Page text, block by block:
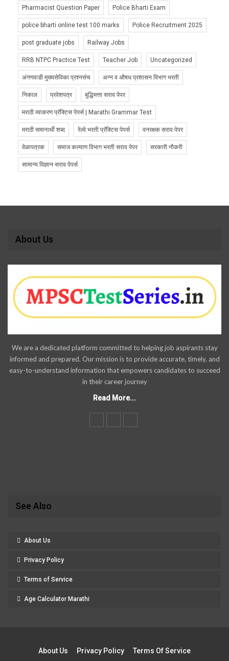
Pharmacist Question Paper Police Bharti Exam
police bharti online test 100 marks Police Recruitment 2025
post graduate jobs Railway Jobs
RRB NTPC Practice Test Teacher Job Uncategorized
अंगणवाडी मुख्यसेविका प्रश्नसंच अन्न व औषध प्रशासन विभाग भरती
निकाल प्रवेशपत्र बुद्धिमत्ता सराव पेपर
मराठी व्याकरण प्रॅक्टिस पेपर्स | Marathi Grammar Test
मराठी समानार्थी शब्द रेल्वे भरती प्रॅक्टिस पेपर्स वनरक्षक सराव पेपर
वेळापत्रक समाज कल्याण विभाग भरती सराव पेपर सरकारी नौकरी
सामान्य विज्ञान सराव पेपर्स
About Us
We are a dedicated platform committed to helping job aspirants stay
informed and prepared. Our mission is to provide accurate, timely, and
easy-to-understand information that empowers candidates to succeed
in their career journey
Read More...
See Also
About Us
Privacy Policy
Terms of Service
Age Calculator Marathi
About Us Privacy Policy Terms Of Service